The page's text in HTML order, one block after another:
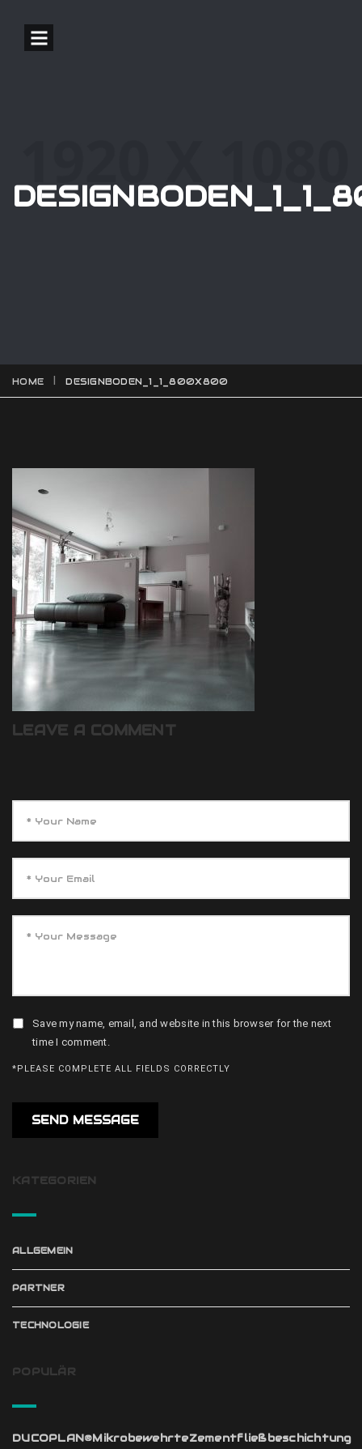
HOME DESIGNBODEN_1_1_800X800
LEAVE A COMMENT
Save my name, email, and website in this browser for the next
time I comment.
*PLEASE COMPLETE ALL FIELDS CORRECTLY
KATEGORIEN
ALLGEMEIN
PARTNER
TECHNOLOGIE
POPULÄR
DUCOPLAN®MikrobewehrteZementfließbeschichtung